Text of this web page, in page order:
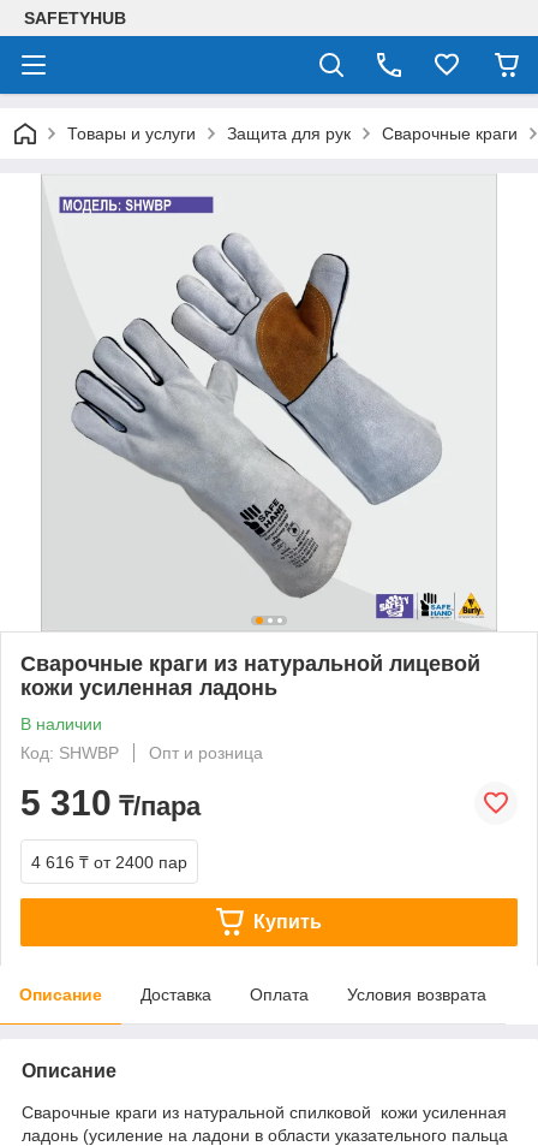
SAFETYHUB
Товары и услуги Защита для рук Сварочные краги
Сварочные краги из натуральной лицевой
кожи усиленная ладонь
В наличии
Код: SHWBP
Опт и розница
5 310 ₸/пара
4 616 ₸ от 2400 пар
Купить
Описание Доставка Оплата Условия возврата
Описание
Сварочные краги из натуральной cпилковой кожи усиленная
ладонь (усиление на ладони в области указательного пальца